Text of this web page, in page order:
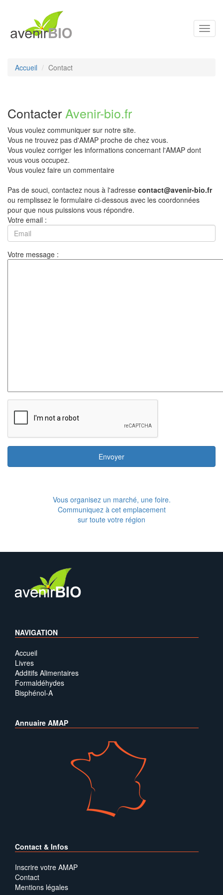
Accueil Contact
Contacter Avenir-bio.fr
Vous voulez communiquer sur notre site.
Vous ne trouvez pas d'AMAP proche de chez vous.
Vous voulez corriger les informations concernant l'AMAP dont
vous vous occupez.
Vous voulez faire un commentaire
Pas de souci, contactez nous à l'adresse contact@avenir-bio.fr
ou remplissez le formulaire ci-dessous avec les coordonnées
pour que nous puissions vous répondre.
Votre email :
Votre message :
Envoyer
Vous organisez un marché, une foire.
Communiquez à cet emplacement
sur toute votre région
NAVIGATION
Accueil
Livres
Additifs Alimentaires
Formaldéhydes
Bisphénol-A
Annuaire AMAP
Contact & Infos
Inscrire votre AMAP
Contact
Mentions légales